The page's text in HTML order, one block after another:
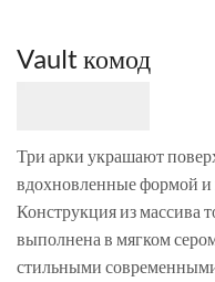
Vault комод
Три арки украшают
вдохновленные формой
Конструкция из массива
выполнена в мягком
стильными